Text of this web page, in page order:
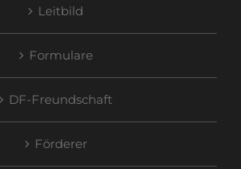
Leitbild
Formulare
DF-Freundschaft
Förderer